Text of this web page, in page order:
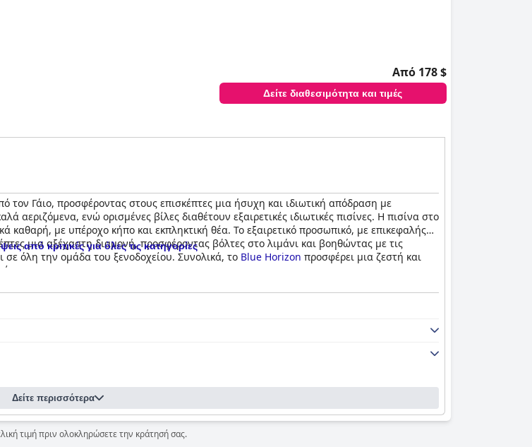
Από 178 $
Δείτε διαθεσιμότητα και τιμές
τον Γάιο, προσφέροντας στους επισκέπτες μια ήσυχη και ιδιωτική απόδραση με
αεριζόμενα, ενώ ορισμένες βίλες διαθέτουν εξαιρετικές ιδιωτικές πισίνες. Η πισίνα στο
καθαρή, με υπέροχο κήπο και εκπληκτική θέα. Το εξαιρετικό προσωπικό, με επικεφαλής
μια αξέχαστη διαμονή, προσφέροντας βόλτες στο λιμάνι και βοηθώντας με τις
σε όλη την ομάδα του ξενοδοχείου. Συνολικά, το Blue Horizon προσφέρει μια ζεστή και
από κριτικές για όλες τις κατηγορίες
Δείτε περισσότερα
τιμή πριν ολοκληρώσετε την κράτησή σας.